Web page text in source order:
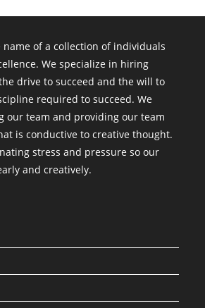
name of a collection of individuals
We specialize in hiring
drive to succeed and the will to
required to succeed. We
our team and providing our team
is conductive to creative thought.
stress and pressure so our
and creatively.